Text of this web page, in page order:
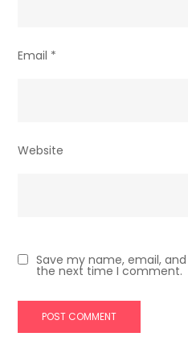
Email *
Website
Save my name, email,
the next time I comment.